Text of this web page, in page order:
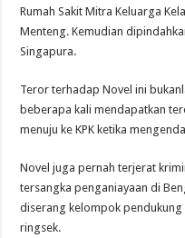
Rumah Sakit Mitra Keluarga
Menteng. Kemudian
Singapura.
Teror terhadap Novel ini
beberapa kali mendapatkan
menuju ke KPK ketika
Novel juga pernah terjerat
tersangka penganiayaan di
diserang kelompok
ringsek.